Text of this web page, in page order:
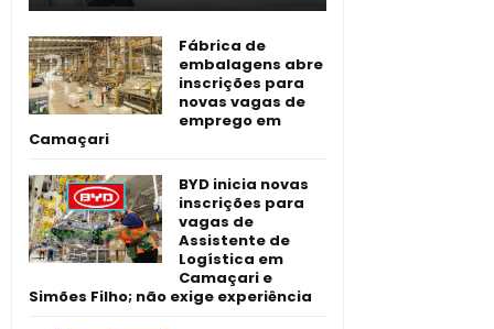
Fábrica de
embalagens abre
inscrições para
novas vagas de
emprego em
Camaçari
BYD inicia novas
inscrições para
vagas de
Assistente de
Logística em
Camaçari e
Simões Filho; não exige experiência